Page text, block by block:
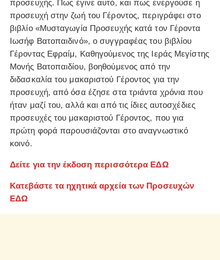
προσευχής. Πως έγινε αυτό, και πως ενεργούσε η
προσευχή στην ζωή του Γέροντος, περιγράφει στο
βιβλίο «Μυσταγωγία Προσευχής κατά τον Γέροντα
Ιωσήφ Βατοπαιδινό», ο συγγραφέας του βιβλίου
Γέροντας Εφραίμ, Καθηγούμενος της Ιεράς Μεγίστης
Μονής Βατοπαιδίου, βοηθούμενος από την
διδασκαλία του μακαριστού Γέροντος για την
προσευχή, από όσα έζησε στα τριάντα χρόνια που
ήταν μαζί του, αλλά και από τις ίδιες αυτοσχέδιες
προσευχές του μακαριστού Γέροντος, που για
πρώτη φορά παρουσιάζονται στο αναγνωστικό
κοινό.
Δείτε για την έκδοση περισσότερα ΕΔΩ
Κατεβάστε τα ηχητικά αρχεία των Προσευχών
ΕΔΩ